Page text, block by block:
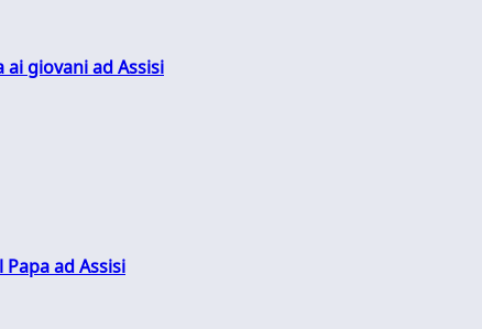
giovani ad Assisi
ad Assisi